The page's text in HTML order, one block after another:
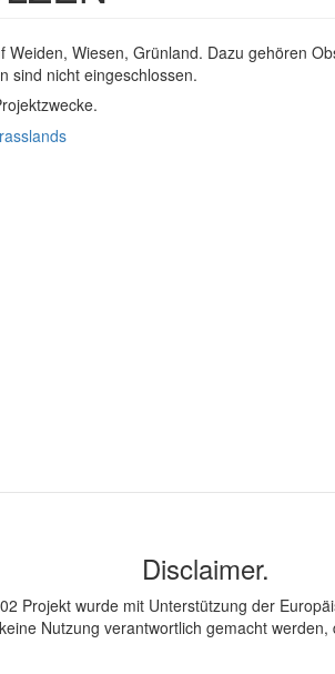
Wiesen, Grünland. Dazu gehören
sind nicht eingeschlossen.
Disclaimer.
Projekt wurde mit Unterstützung der
Nutzung verantwortlich gemacht